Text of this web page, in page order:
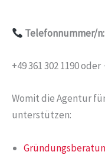
Telefonnummer/n:
+49 361 302 1190 oder
Womit die Agentur
unterstützen: